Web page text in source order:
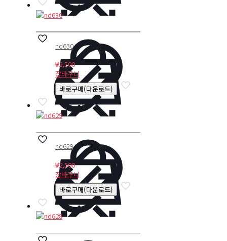
nd630
₩2,500
장바구니
바로구매(다운로드)
nd629
₩2,500
장바구니
바로구매(다운로드)